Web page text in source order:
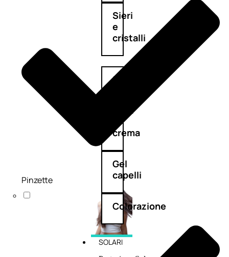
Sieri
e
cristalli
Spray
Cera
crema
Gel
capelli
Colorazione
SOLARI
Pinzette